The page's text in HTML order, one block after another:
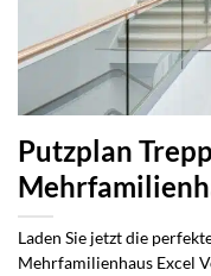
Putzplan
Laden Sie jetzt die
Mehrfamilienhaus Excel